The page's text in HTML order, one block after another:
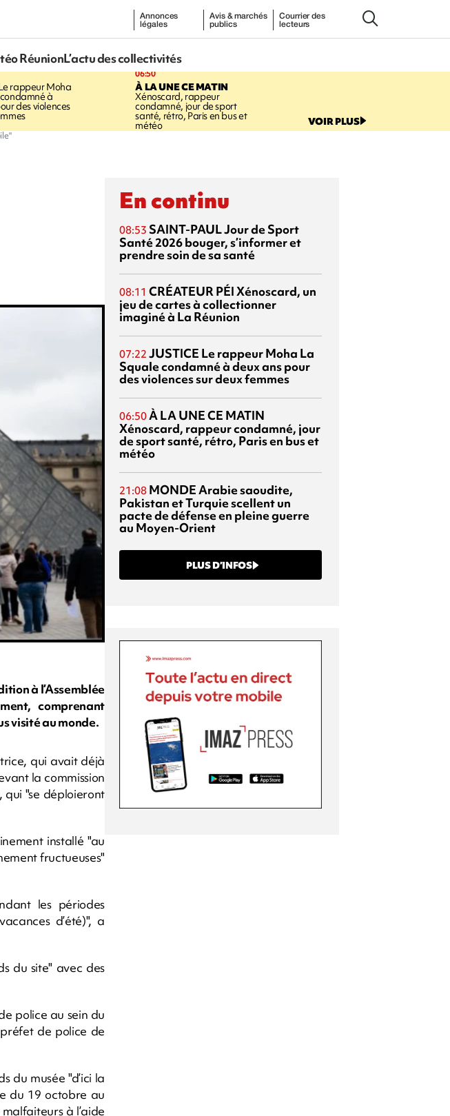
Annonces
légales
Avis & marchés
publics
Courrier des
lecteurs
RéunionL’actu des collectivités
rappeur Moha
à
des violences
06:50
À LA UNE CE MATIN
Xénoscard, rappeur
condamné, jour de sport
santé, rétro, Paris en bus et
météo VOIR PLUS
à l’Assemblée
comprenant
visité au monde.
qui avait déjà
la commission
qui "se déploieront
installé "au
fructueuses"
les périodes
d’été)", a
du site" avec des
police au sein du
de police de
du musée "d’ici la
du 19 octobre au
à l’aide
En continu
08:53 SAINT-PAULJour de Sport
Santé 2026bouger, s’informer et
prendre soin de sa santé
08:11 CRÉATEUR PÉIXénoscard, un
jeu de cartes à collectionner
imaginé à La Réunion
07:22 JUSTICE Le rappeur Moha La
Squale condamné à deux ans pour
des violences sur deux femmes
06:50À LA UNE CE MATIN
Xénoscard, rappeur condamné, jour
de sport santé, rétro, Paris en bus et
météo
21:08 MONDEArabie saoudite,
Pakistan et Turquie scellent un
pacte de défense en pleine guerre
au Moyen-Orient
PLUS D’INFOS